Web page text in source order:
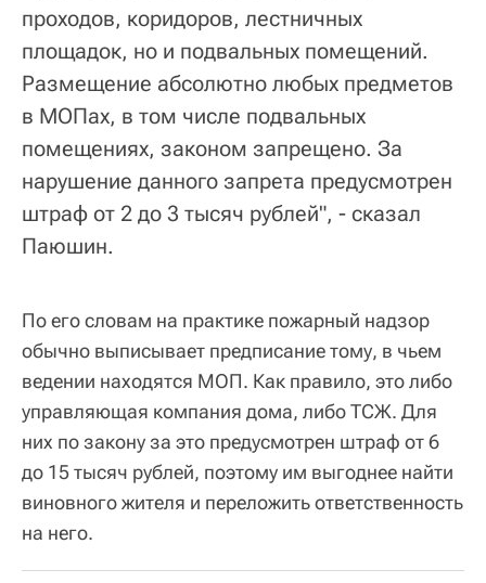
проходов, коридоров, лестничных
площадок, но и подвальных помещений.
Размещение абсолютно любых предметов
в МОПах, в том числе подвальных
помещениях, законом запрещено. За
нарушение данного запрета предусмотрен
штраф от 2 до 3 тысяч рублей", - сказал
Паюшин.
По его словам на практике пожарный надзор
обычно выписывает предписание тому, в чьем
ведении находятся МОП. Как правило, это либо
управляющая компания дома, либо ТСЖ. Для
них по закону за это предусмотрен штраф от 6
до 15 тысяч рублей, поэтому им выгоднее найти
виновного жителя и переложить ответственность
на него.